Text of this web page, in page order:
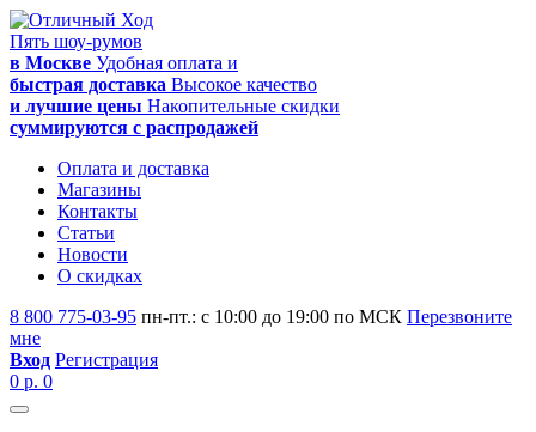
Пять шоу-румов
в Москве Удобная оплата и
быстрая доставка Высокое качество
и лучшие цены Накопительные скидки
суммируются с распродажей
Оплата и доставка
Магазины
Контакты
Статьи
Новости
О скидках
8 800 775-03-95 пн-пт.: с 10:00 до 19:00 по МСК Перезвоните
мне
Вход Регистрация
0 р. 0